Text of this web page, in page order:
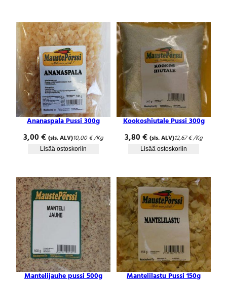
Ananaspala Pussi 300g
3,00€ (sis. ALV)10,00€/Kg
Lisää ostoskoriin
Kookoshiutale Pussi 300g
3,80€ (sis. ALV)12,67€/Kg
Lisää ostoskoriin
Mantelijauhe pussi 500g Mantelilastu Pussi 150g